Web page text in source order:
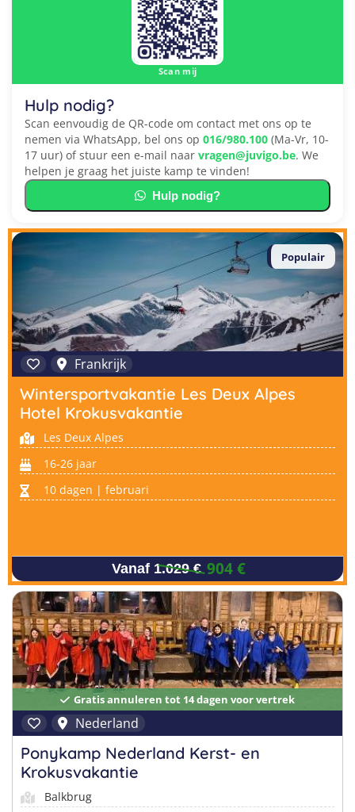
Scan mij
Hulp nodig?
Scan eenvoudig de QR-code om contact met ons op te
nemen via WhatsApp, bel ons op 016/980.100 (Ma-Vr, 10-
17 uur) of stuur een e-mail naar vragen@juvigo.be. We
helpen je graag het juiste kamp te vinden!
Hulp nodig?
Populair
Frankrijk
Wintersportvakantie Les Deux Alpes
Hotel Krokusvakantie
Les Deux Alpes
16-26 jaar
10 dagen | februari
Vanaf 1.029 € 904 €
Gratis annuleren tot 14 dagen voor vertrek
Nederland
Ponykamp Nederland Kerst- en
Krokusvakantie
Balkbrug